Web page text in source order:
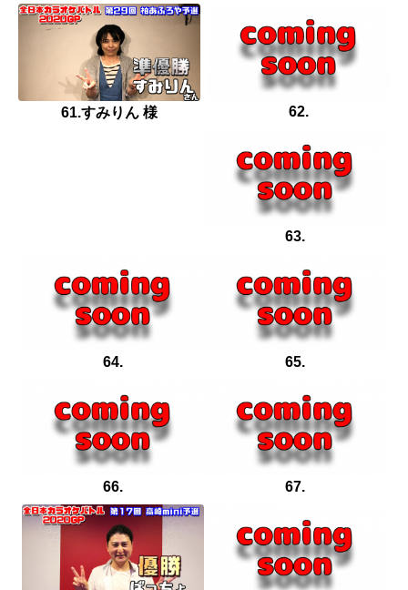
61.すみりん 様 62.
63.
64. 65.
66. 67.